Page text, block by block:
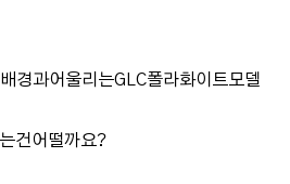
경과어울리는GLC폴라화이트모델
건어떨까요?